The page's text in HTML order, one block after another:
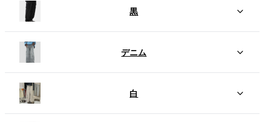
黒
デニム
白